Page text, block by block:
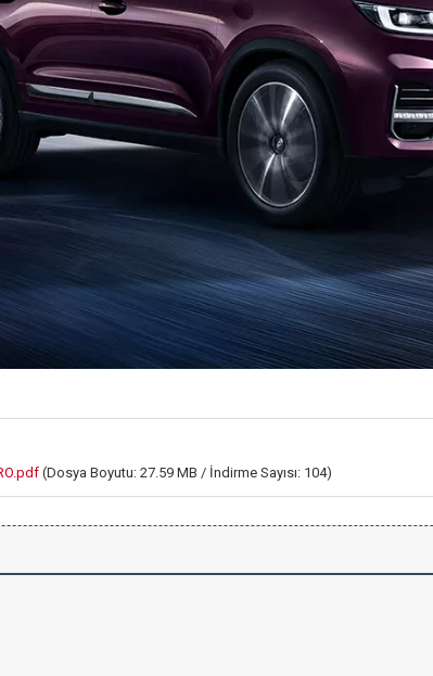
(Dosya Boyutu: 27.59 MB / İndirme Sayısı: 104)